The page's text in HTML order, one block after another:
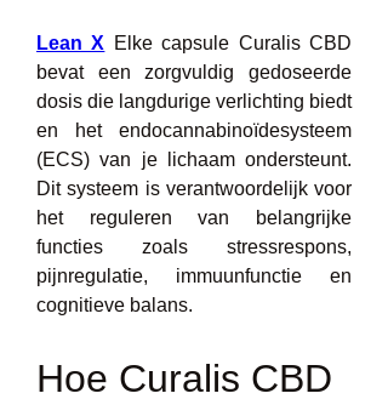
Lean X Elke capsule Curalis CBD
bevat een zorgvuldig gedoseerde
dosis die langdurige verlichting biedt
en het endocannabinoïdesysteem
(ECS) van je lichaam ondersteunt.
Dit systeem is verantwoordelijk voor
het reguleren van belangrijke
functies zoals stressrespons,
pijnregulatie, immuunfunctie en
cognitieve balans.
Hoe Curalis CBD